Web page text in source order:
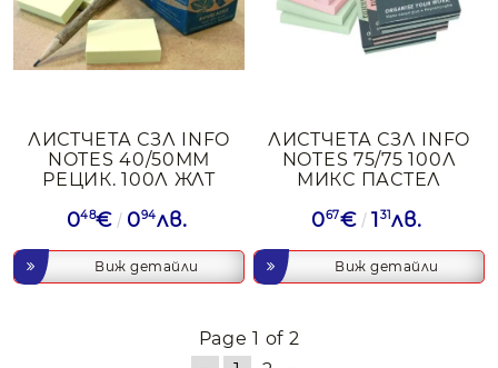
ЛИСТЧЕТА СЗЛ INFO
NOTES 40/50ММ
РЕЦИК. 100Л ЖЛТ
048€ 094лв.
Виж детайли
ЛИСТЧЕТА СЗЛ INFO
NOTES 75/75 100Л
МИКС ПАСТЕЛ
067€ 131лв.
Виж детайли
Page 1 of 2